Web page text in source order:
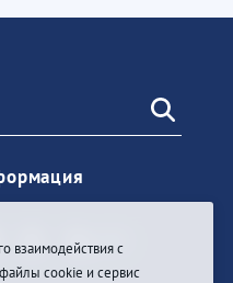
взаимодействия с
cookie и сервис